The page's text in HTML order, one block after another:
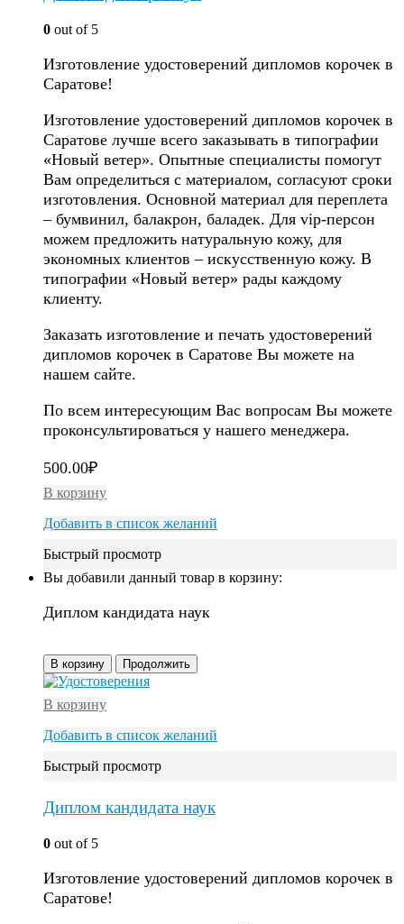
0 out of 5
Изготовление удостоверений дипломов корочек в
Саратове!
Изготовление удостоверений дипломов корочек в
Саратове лучше всего заказывать в типографии
«Новый ветер». Опытные специалисты помогут
Вам определиться с материалом, согласуют сроки
изготовления. Основной материал для переплета
– бумвинил, балакрон, баладек. Для vip-персон
можем предложить натуральную кожу, для
экономных клиентов – искусственную кожу. В
типографии «Новый ветер» рады каждому
клиенту.
Заказать изготовление и печать удостоверений
дипломов корочек в Саратове Вы можете на
нашем сайте.
По всем интересующим Вас вопросам Вы можете
проконсультироваться у нашего менеджера.
500.00₽
В корзину
Добавить в список желаний
Быстрый просмотр
Вы добавили данный товар в корзину:
Диплом кандидата наук
В корзину Продолжить
В корзину
Добавить в список желаний
Быстрый просмотр
Диплом кандидата наук
0 out of 5
Изготовление удостоверений дипломов корочек в
Саратове!